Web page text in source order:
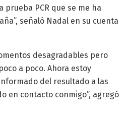
prueba PCR que se me ha
señaló Nadal en su cuenta
desagradables pero
a poco. Ahora estoy
del resultado a las
en contacto conmigo”, agregó